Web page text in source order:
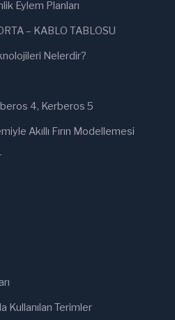
Eylem Planları
– KABLO TABLOSU
Nelerdir?
4, Kerberos 5
Akıllı Fırın Modellemesi
Kullanılan Terimler